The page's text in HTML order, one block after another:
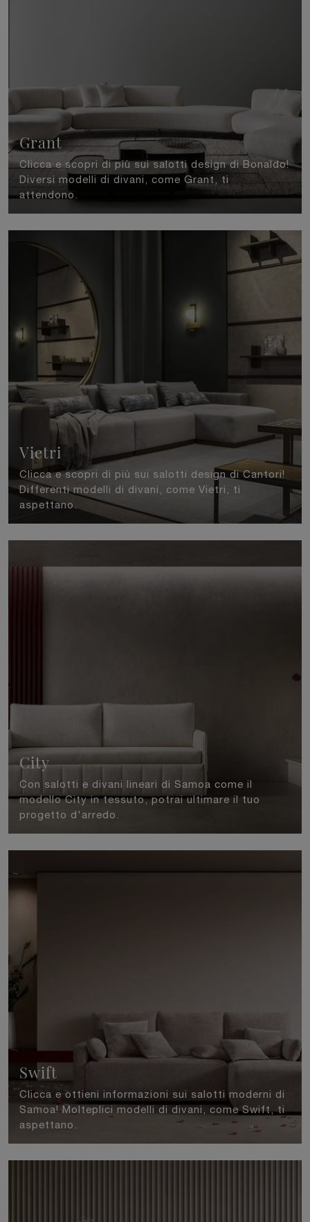
Grant
Clicca e scopri di più sui salotti design di Bonaldo!
Diversi modelli di divani, come Grant, ti
attendono.
Vietri
Clicca e scopri di più sui salotti design di Cantori!
Differenti modelli di divani, come Vietri, ti
aspettano.
City
Con salotti e divani lineari di Samoa come il
modello City in tessuto, potrai ultimare il tuo
progetto d'arredo.
Swift
Clicca e ottieni informazioni sui salotti moderni di
Samoa! Molteplici modelli di divani, come Swift, ti
aspettano.